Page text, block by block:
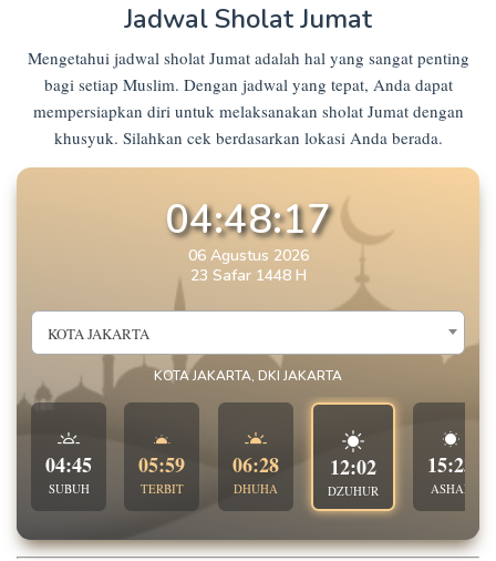
Jadwal Sholat Jumat
Mengetahui jadwal sholat Jumat adalah hal yang sangat penting
bagi setiap Muslim. Dengan jadwal yang tepat, Anda dapat
mempersiapkan diri untuk melaksanakan sholat Jumat dengan
khusyuk. Silahkan cek berdasarkan lokasi Anda berada.
04:48:17
06 Agustus 2026
23 Safar 1448 H
KOTA JAKARTA
KOTA JAKARTA, DKI JAKARTA
SUBUH
04:45
TERBIT
05:59
DHUHA
06:28
DZUHUR
12:02
ASHAR
15:23